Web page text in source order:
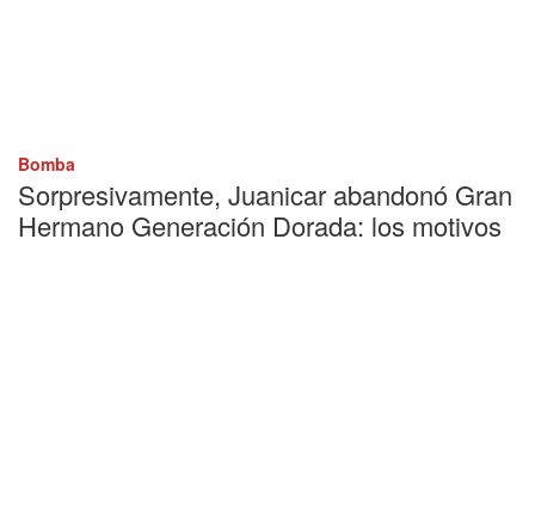
Bomba
Sorpresivamente, Juanicar abandonó Gran
Hermano Generación Dorada: los motivos